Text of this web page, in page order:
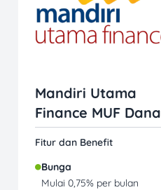
Mandiri Utama
Finance MUF Dana
Mobil
Fitur dan Benefit
Bunga
Mulai 0,75% per bulan